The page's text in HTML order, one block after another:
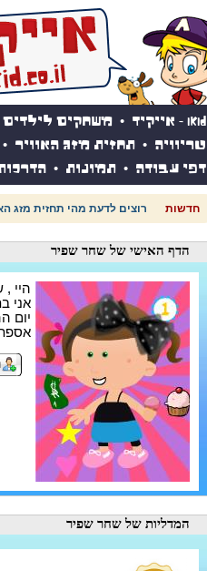
iKid - אייקיד • משחקים לילדים
טריוויה • תחזית מזג האוויר •
דפי עבודה • תמונות •
חדשות רוצים לדעת מהי תחזית מזג
הדף האישי של שחר שפיר
היי
אני בת
יום
אספתי
המדליות של שחר שפיר